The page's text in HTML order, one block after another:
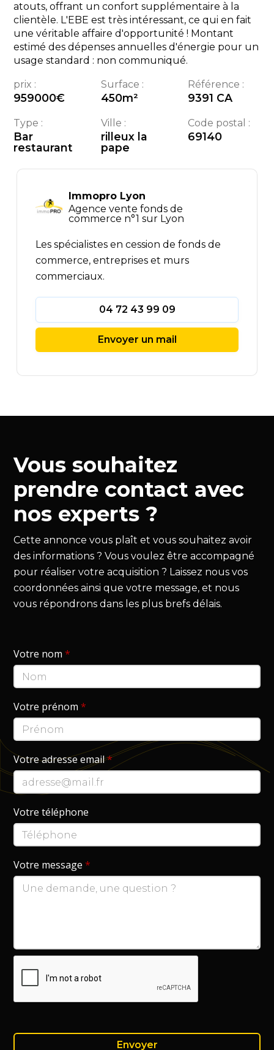
atouts, offrant un confort supplémentaire à la
clientèle. L'EBE est très intéressant, ce qui en fait
une véritable affaire d'opportunité ! Montant
estimé des dépenses annuelles d'énergie pour un
usage standard : non communiqué.
prix :
959000€
Surface :
450m²
Référence :
9391 CA
Type :
Bar
restaurant
Ville :
rilleux la
pape
Code postal :
69140
Immopro Lyon
Agence vente fonds de
commerce n°1 sur Lyon
Les spécialistes en cession de fonds de
commerce, entreprises et murs
commerciaux.
04 72 43 99 09
Envoyer un mail
Vous souhaitez
prendre contact avec
nos experts ?
Cette annonce vous plaît et vous souhaitez avoir
des informations ? Vous voulez être accompagné
pour réaliser votre acquisition ? Laissez nous vos
coordonnées ainsi que votre message, et nous
vous répondrons dans les plus brefs délais.
Votre nom*
Votre prénom*
Votre adresse email*
Votre téléphone
Votre message*